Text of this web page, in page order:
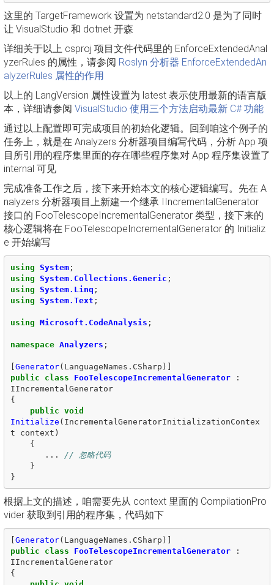
这里的 TargetFramework 设置为 netstandard2.0 是为了同时
让 VisualStudio 和 dotnet 开森
详细关于以上 csproj 项目文件代码里的 EnforceExtendedAnal
yzerRules 的属性，请参阅 Roslyn 分析器 EnforceExtendedAn
alyzerRules 属性的作用
以上的 LangVersion 属性设置为 latest 表示使用最新的语言版
本，详细请参阅 VisualStudio 使用三个方法启动最新 C# 功能
通过以上配置即可完成项目的初始化逻辑。回到咱这个例子的
任务上，就是在 Analyzers 分析器项目编写代码，分析 App 项
目所引用的程序集里面的存在哪些程序集对 App 程序集设置了
internal 可见
完成准备工作之后，接下来开始本文的核心逻辑编写。先在 A
nalyzers 分析器项目上新建一个继承 IIncrementalGenerator
接口的 FooTelescopeIncrementalGenerator 类型，接下来的
核心逻辑将在 FooTelescopeIncrementalGenerator 的 Initializ
e 开始编写
using System;
using System.Collections.Generic ;
using System.Linq ;
using System.Text ;
using Microsoft.CodeAnalysis ;
namespace Analyzers ;
[Generator( LanguageNames . CSharp )]
public
class FooTelescopeIncrementalGenerator
:
IIncrementalGenerator
{
public void
Initialize ( IncrementalGeneratorInitializationContex
t
context )
{
...
// 忽略代码
}
}
根据上文的描述，咱需要先从 context 里面的 CompilationPro
vider 获取到引用的程序集，代码如下
[Generator( LanguageNames . CSharp )]
public
class FooTelescopeIncrementalGenerator
:
IIncrementalGenerator
{